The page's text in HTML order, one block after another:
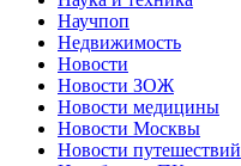
Научпоп
Недвижимость
Новости
Новости ЗОЖ
Новости медицины
Новости Москвы
Новости путешествий